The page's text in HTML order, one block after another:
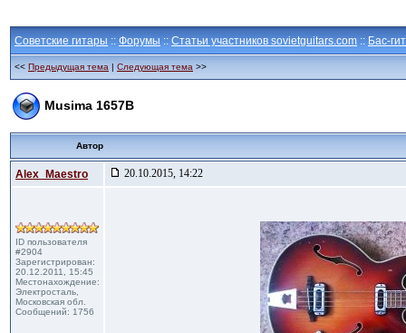
Советские гитары :: Форумы :: Статьи участников sovietguitars.com :: Бас-
<< Предыдущая тема | Следующая тема >>
Musima 1657B
Автор
Alex_Maestro 20.10.2015, 14:22
ID пользователя
#2904
Зарегистрирован:
20.12.2011, 15:45
Местонахождение:
Электросталь,
Московская обл.
Сообщений: 1756